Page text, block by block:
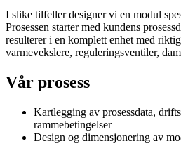
I slike tilfeller designer vi en modul
Prosessen starter med kundens
resulterer i en komplett enhet med
varmevekslere, reguleringsventiler,
Vår prosess
Kartlegging av prosessdata,
rammebetingelser
Design og dimensjonering av